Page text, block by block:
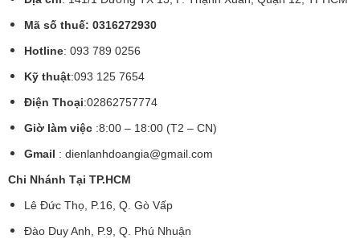
Mã số thuế: 0316272930
Hotline: 093 789 0256
Kỹ thuật:093 125 7654
Điện Thoại:02862757774
Giờ làm việc :8:00 – 18:00 (T2 – CN)
Gmail : dienlanhdoangia@gmail.com
Chi Nhánh Tại TP.HCM
Lê Đức Thọ, P.16, Q. Gò Vấp
Đào Duy Anh, P.9, Q. Phú Nhuận